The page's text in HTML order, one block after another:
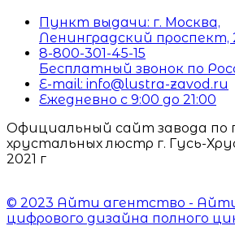
Пункт выдачи: г. Москва,
Ленинградский проспект,
8-800-301-45-15
Бесплатный звонок по
E-mail: info@lustra-zavod.ru
Ежедневно с 9:00 до 21:00
Официальный сайт завода по
хрустальных люстр г. Гусь-
2021 г
© 2023 Айти агентство -
цифрового дизайна полного